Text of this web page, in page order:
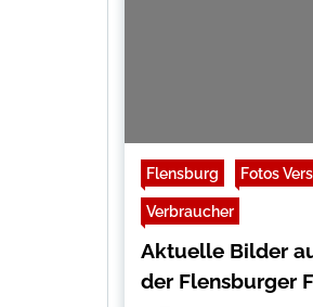
Flensburg Fotos
Verbraucher
Aktuelle Bilder
der Flensburger